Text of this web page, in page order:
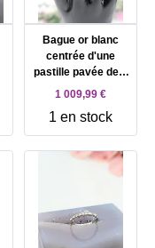
Bague or blanc
centrée d'une
pastille pavée de 9
diamants d'environ
Millième (18 CT)
5,23g
1 009,99 €
1 en stock